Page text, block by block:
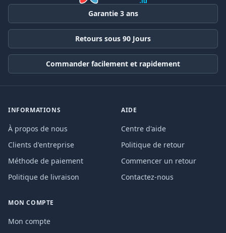
Garantie 3 ans
Retours sous 90 Jours
Commander facilement et rapidement
INFORMATIONS
À propos de nous
Clients d'entreprise
Méthode de paiement
Politique de livraison
AIDE
Centre d'aide
Politique de retour
Commencer un retour
Contactez-nous
MON COMPTE
Mon compte